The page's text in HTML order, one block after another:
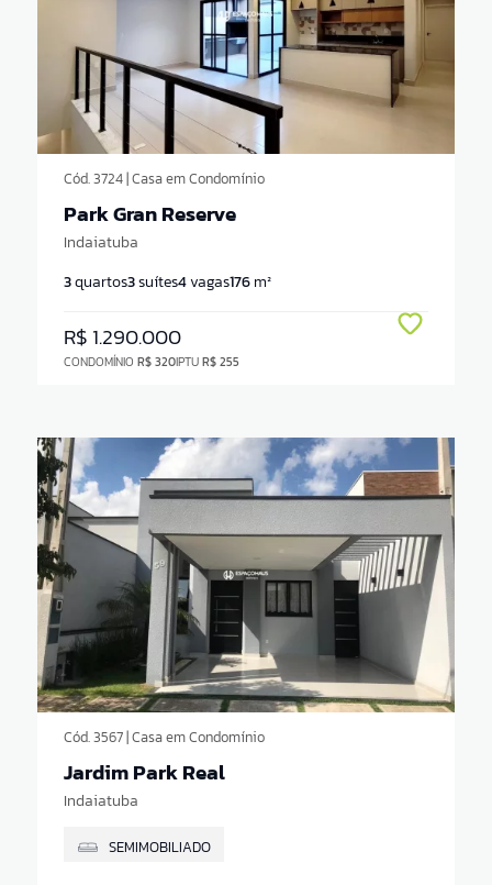
Cód. 3724 | Casa em Condomínio
Park Gran Reserve
Indaiatuba
3quartos3suítes4vagas176m²
R$ 1.290.000
CONDOMÍNIOR$ 320IPTUR$ 255
Cód. 3567 | Casa em Condomínio
Jardim Park Real
Indaiatuba
SEMIMOBILIADO